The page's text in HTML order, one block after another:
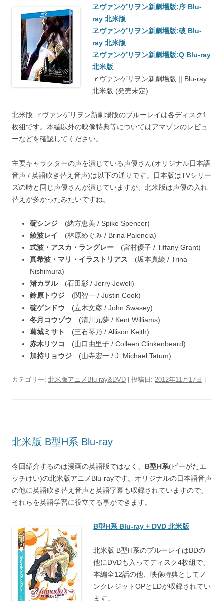
ヱヴァンゲリヲン新劇場版:序 Blu-
ray 北米版
ヱヴァンゲリヲン新劇場版:破 Blu-
ray 北米版
ヱヴァンゲリヲン新劇場版:Q Blu-ray
北米版
ヱヴァンゲリヲン新劇場版:|| Blu-ray
北米版 (発売未定)
北米版 ヱヴァンゲリヲン新劇場版のブルーレイは各ディスク1
枚組です。本編以外の映像特典等についてはアマゾンのレビュ
ーなどを確認してください。
主要キャラクターの声を演じている声優さん(オリジナル日本語
音声 / 英語吹き替え音声)は以下の通りです。日本版はTVシリー
ズの時と同じ声優さんが演じていますが、北米版は声優の入れ
替えが多かったみたいですね。
碇シンジ (緒方恵美 / Spike Spencer)
綾波レイ
(林原めぐみ / Brina Palencia)
式波・アスカ・ラングレー (宮村優子 / Tiffany Grant)
真希波・マリ・イラストリアス (坂本真綾 / Trina
Nishimura)
渚カヲル(石田彰 / Jerry Jewell)
鈴原トウジ (関智一 / Justin Cook)
碇ゲンドウ (立木文彦 / John Swasey)
冬月コウゾウ (清川元夢 / Kent Williams)
葛城ミサト
(三石琴乃 / Allison Keith)
赤木リツコ
(山口由里子 / Colleen Clinkenbeard)
加持リョウジ (山寺宏一 / J. Michael Tatum)
カテゴリー: 北米版アニメBlu-ray&DVD | 投稿日: 2012年11月17日
北米版 B型H系 Blu-ray
今回紹介するのは漫画の英語版ではなく、 B型H系(ビーがたエ
ッチけい)の北米版アニメBlu-rayです。オリジナルの日本語音声
の他に英語吹き替え音声と英語字幕も収録されていますので、
それらを英語学習に役立てる事ができます。
B型H系 Blu-ray + DVD 北米版
北米版 B型H系のブルーレイはBDの
他にDVDも入ってディスク4枚組で、
本編全12話の他、映像特典としてノ
ンクレジットOPとEDが収録されてい
ます。